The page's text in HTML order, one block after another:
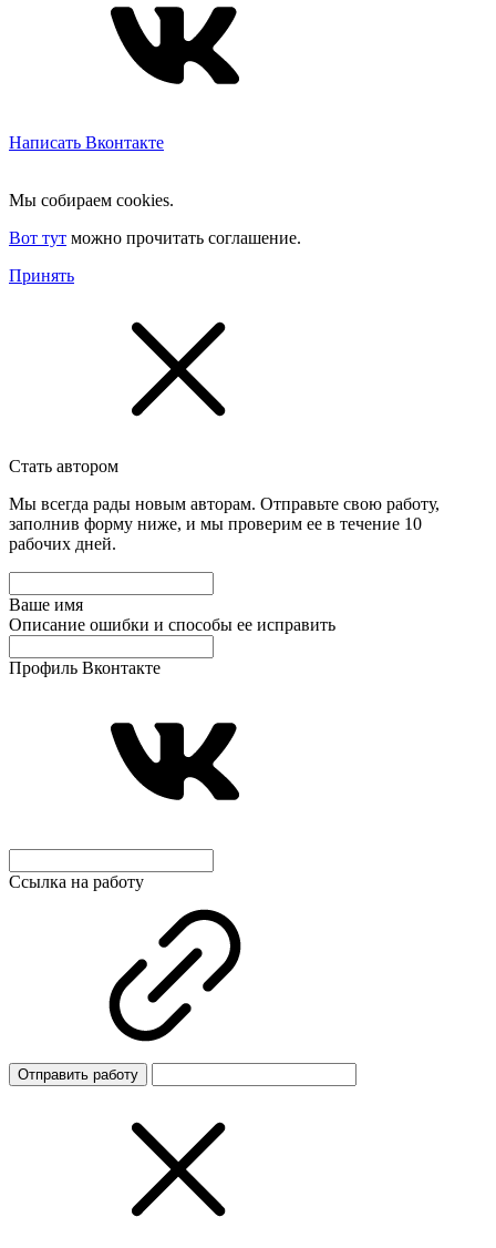
Написать Вконтакте
Мы собираем cookies.
Вот тут можно прочитать соглашение.
Принять
Стать автором
Мы всегда рады новым авторам. Отправьте свою работу,
заполнив форму ниже, и мы проверим ее в течение 10
рабочих дней.
Ваше имя
Описание ошибки и способы ее исправить
Профиль Вконтакте
Ссылка на работу
Отправить работу